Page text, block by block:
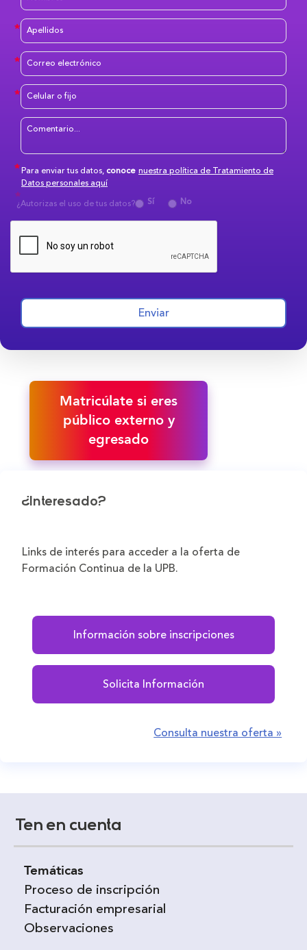
Para enviar tus datos,conoce nuestra política de Tratamiento de
Datos personales aquí
¿Autorizas el uso de tus datos?
Sí No
Enviar
Matricúlate si eres
público externo y
egresado
¿Interesado?
Links de interés para acceder a la oferta de
Formación Continua de la UPB.
Información sobre inscripciones
Solicita Información
Consulta nuestra oferta »
Ten en cuenta
Temáticas
Proceso de inscripción
Facturación empresarial
Observaciones